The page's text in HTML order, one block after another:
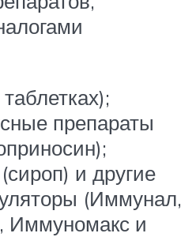
препараты
и другие
(Иммунал,
Иммуномакс и